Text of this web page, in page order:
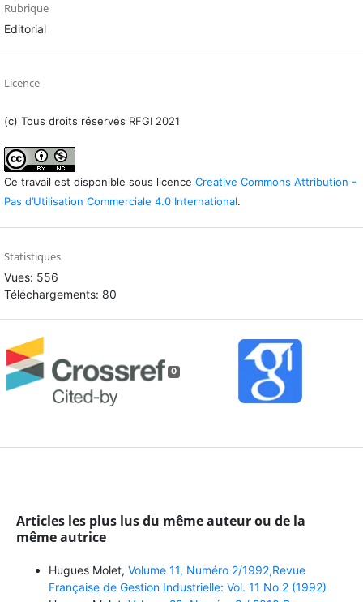
Rubrique
Editorial
Licence
(c) Tous droits réservés RFGI 2021
Ce travail est disponible sous licence Creative Commons Attribution -
Pas d’Utilisation Commerciale 4.0 International.
Statistiques
Vues: 556
Téléchargements: 80
0
Articles les plus lus du même auteur ou de la
même autrice
Hugues Molet, Volume 11, Numéro 2/1992,Revue
Française de Gestion Industrielle: Vol. 11 No 2 (1992)